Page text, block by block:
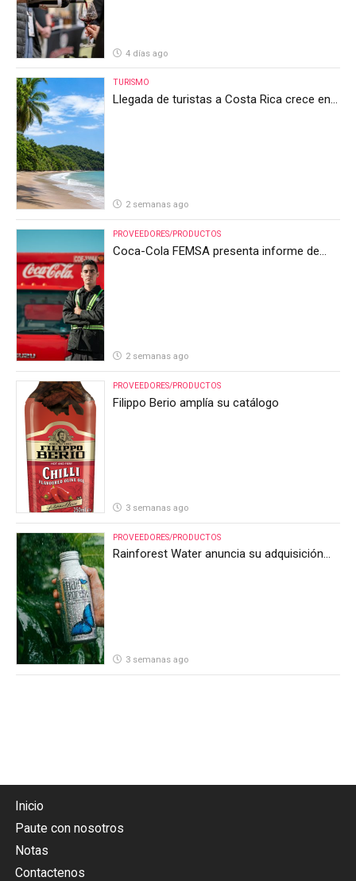
4 días ago
TURISMO
Llegada de turistas a Costa Rica crece en
2 semanas ago
PROVEEDORES/PRODUCTOS
Coca-Cola FEMSA presenta informe de
2 semanas ago
PROVEEDORES/PRODUCTOS
Filippo Berio amplía su catálogo
3 semanas ago
PROVEEDORES/PRODUCTOS
Rainforest Water anuncia su adquisición
3 semanas ago
Inicio
Paute con nosotros
Notas
Contactenos